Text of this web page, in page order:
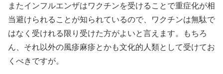
またインフルエンザはワクチンを受けることで重症化が相
当避けられることが知られているので、ワクチンは無駄で
はなく受けれる限り受けた方がよいと言えます。もちろ
ん、それ以外の風疹麻疹とかも文化的人類として受けてお
くべきですが。